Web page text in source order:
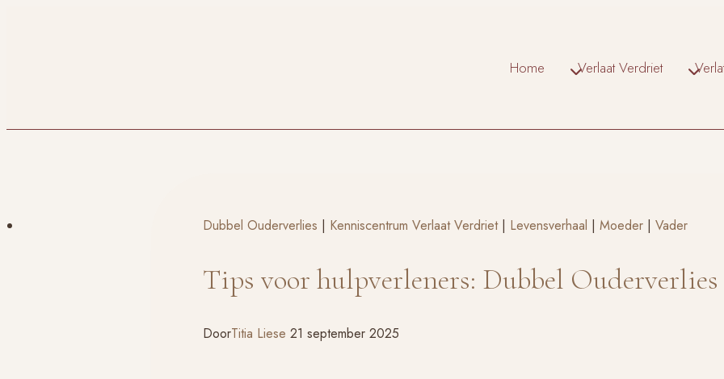
Home Verlaat Verdriet
Dubbel Ouderverlies | Kenniscentrum Verlaat Verdriet| Levensverhaal |Moeder |Vader
Tips voor hulpverleners: Dubbel Ouderverlies
DoorTitia Liese 21 september 2025